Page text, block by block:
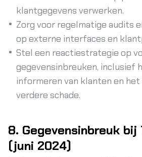
klantgegevens verwerken.
Zorg voor regelmatige audits
op externe interfaces en
Stel een reactiestrategie op
gegevensinbreuken, inclusief
informeren van klanten en
verdere schade.
8. Gegevensinbreuk
(juni 2024)